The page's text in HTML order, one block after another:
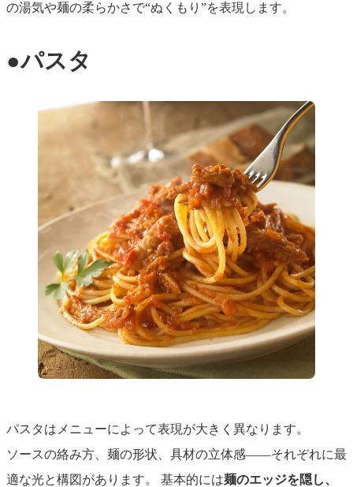
の湯気や麺の柔らかさで“ぬくもり”を表現します。
●パスタ
パスタはメニューによって表現が大きく異なります。
ソースの絡み方、麺の形状、具材の立体感――それぞれに最
適な光と構図があります。 基本的には麺のエッジを隠し、